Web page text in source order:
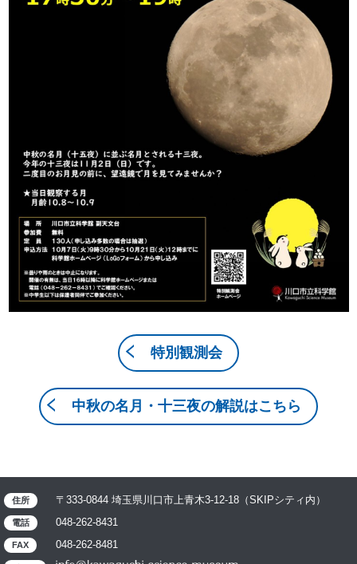
特別観測会
中秋の名月・十三夜の解説はこちら
住所 〒333-0844 埼玉県川口市上青木3-12-18（SKIPシティ内）
電話 048-262-8431
FAX 048-262-8481